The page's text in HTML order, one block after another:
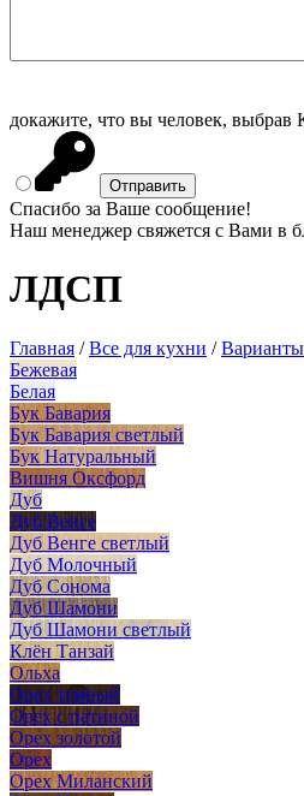
докажите, что вы человек, выбрав
Спасибо за Ваше сообщение!
Наш менеджер свяжется с Вами в
ЛДСП
Главная /Все для кухни /
Бежевая
Белая
Бук Бавария
Бук Бавария светлый
Бук Натуральный
Вишня Оксфорд
Дуб
Дуб Венге
Дуб Венге светлый
Дуб Молочный
Дуб Сонома
Дуб Шамони
Дуб Шамони светлый
Клён Танзай
Ольха
Орех темный
Орех с патиной
Орех золотой
Орех
Орех Миланский